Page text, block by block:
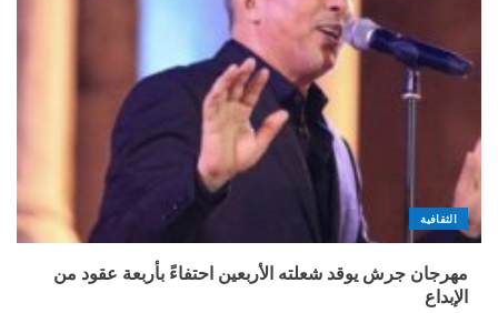
الثقافية
مهرجان جرش يوقد شعلته الأربعين احتفاءً بأربعة عقود من
الإبداع